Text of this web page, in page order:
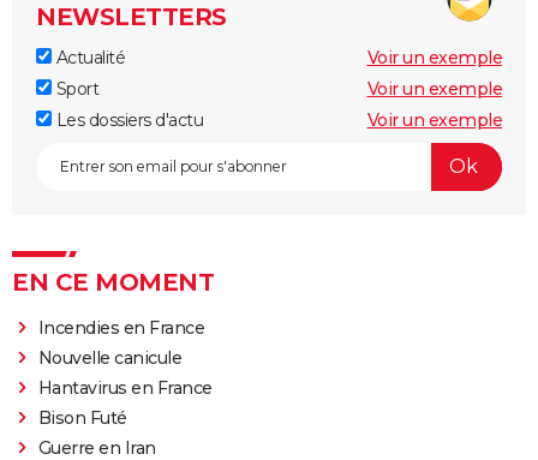
NEWSLETTERS
Actualité
Voir un exemple
Sport
Voir un exemple
Les dossiers d'actu
Voir un exemple
EN CE MOMENT
Incendies en France
Nouvelle canicule
Hantavirus en France
Bison Futé
Guerre en Iran